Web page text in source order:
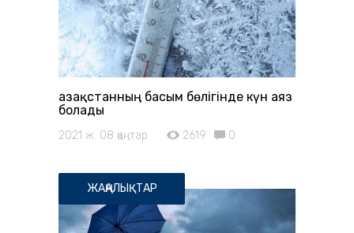
Қазақстанның басым бөлігінде күн аяз
болады
2021 ж. 08 қаңтар 2619 0
ЖАҢАЛЫҚТАР